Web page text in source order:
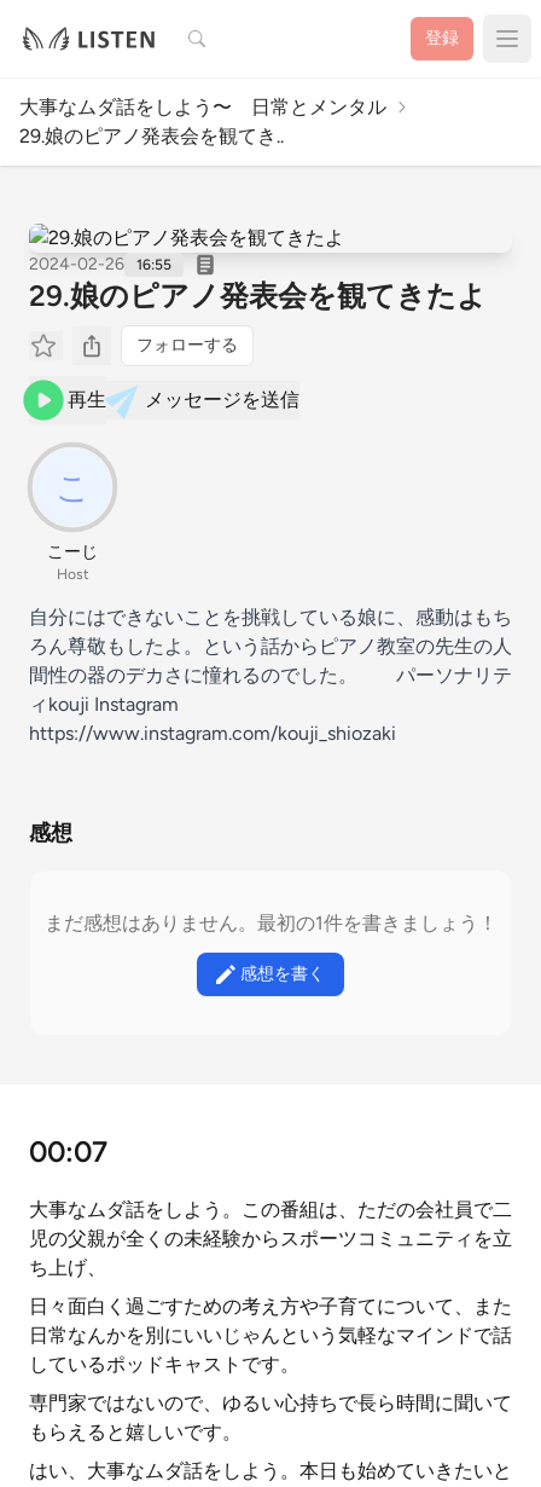
検索 登録
大事なムダ話をしよう〜 日常とメンタル
29.娘のピアノ発表会を観てき..
2024-02-26 16:55
29.娘のピアノ発表会を観てきたよ
フォローする
再生 メッセージを送信
こーじ
Host
自分にはできないことを挑戦している娘に、感動はもち
ろん尊敬もしたよ。という話からピアノ教室の先生の人
間性の器のデカさに憧れるのでした。 パーソナリテ
ィkouji Instagram
https://www.instagram.com/kouji_shiozaki
感想
まだ感想はありません。最初の1件を書きましょう！
感想を書く
00:07
大事なムダ話をしよう。この番組は、ただの会社員で二
児の父親が全くの未経験からスポーツコミュニティを立
ち上げ、
日々面白く過ごすための考え方や子育てについて、また
日常なんかを別にいいじゃんという気軽なマインドで話
しているポッドキャストです。
専門家ではないので、ゆるい心持ちで長ら時間に聞いて
もらえると嬉しいです。
はい、大事なムダ話をしよう。本日も始めていきたいと